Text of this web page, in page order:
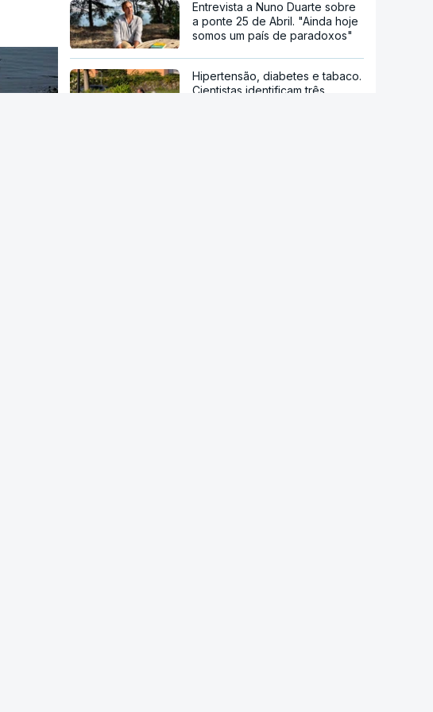
Entrevista a Nuno Duarte sobre
a ponte 25 de Abril. "Ainda hoje
somos um país de paradoxos"
Hipertensão, diabetes e tabaco.
Cientistas identificam três